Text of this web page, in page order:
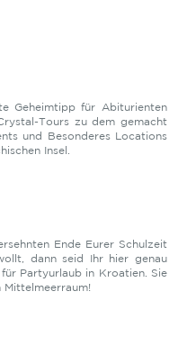
Geheimtipp für Abiturienten
Tours zu dem gemacht
und Besonderes Locations
Insel.
Ende Eurer Schulzeit
dann seid Ihr hier genau
Partyurlaub in Kroatien. Sie